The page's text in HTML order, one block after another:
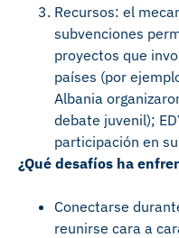
Recursos: el
subvenciones
proyectos que
países (por
Albania
debate juvenil);
participación en
¿Qué desafíos ha
Conectarse
reunirse cara a